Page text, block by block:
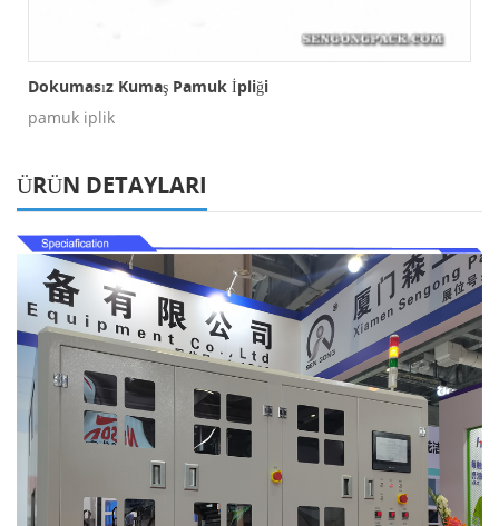
Dokumasız Kumaş Pamuk İpliği
pamuk iplik
ÜRÜN DETAYLARI